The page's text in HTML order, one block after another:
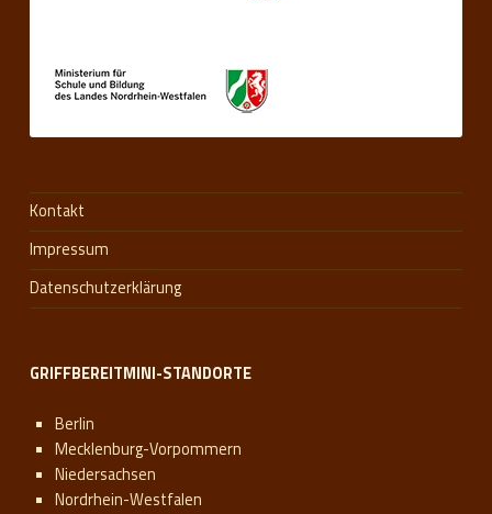
Kontakt
Impressum
Datenschutzerklärung
GRIFFBEREITMINI-STANDORTE
Berlin
Mecklenburg-Vorpommern
Niedersachsen
Nordrhein-Westfalen